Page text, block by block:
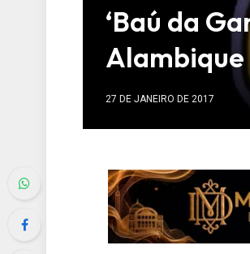
‘Baú da
27 DE JANEIRO DE 2017